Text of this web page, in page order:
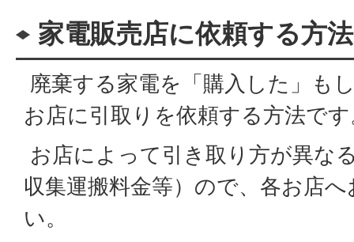
家電販売店に依頼する方法
廃棄する家電を「購入した」も
お店に引取りを依頼する方法で
お店によって引き取り方が異な
収集運搬料金等）ので、各お店
い。